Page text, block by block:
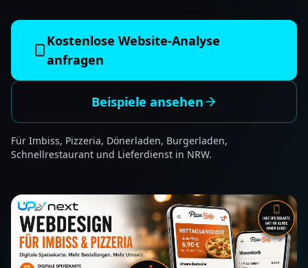
Kostenlose Website-Analyse
anfragen
Beispiele ansehen
Für Imbiss, Pizzeria, Dönerladen, Burgerladen,
Schnellrestaurant und Lieferdienst in NRW.